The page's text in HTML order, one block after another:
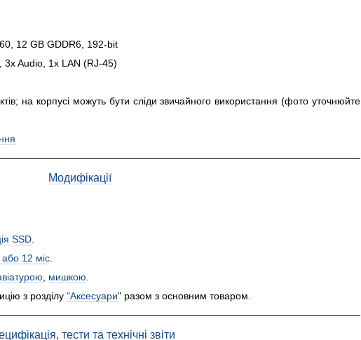
12 GB GDDR6, 192-bit
3x Audio, 1x LAN (RJ-45)
на корпусі можуть бути сліди звичайного використання (фото уточнюйте
Модифікації
SSD.
12 міс.
, мишкою.
з розділу "Аксесуари" разом з основним товаром.
тести та технічні звіти